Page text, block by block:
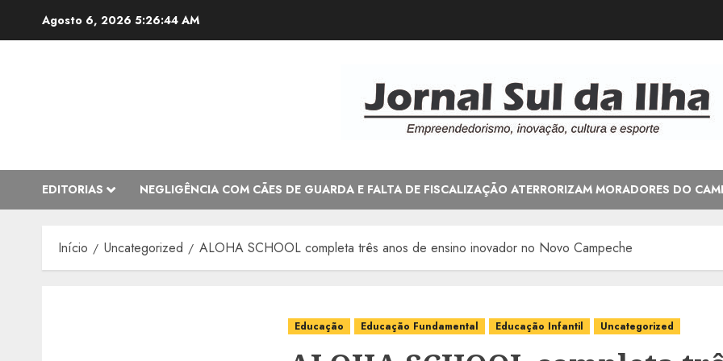
Agosto 6, 2026 5:26:46 AM
EDITORIAS NEGLIGÊNCIA COM CÃES DE GUARDA E FALTA DE FISCALIZAÇÃO ATERRORIZAM MORADORES DO
Início Uncategorized ALOHA SCHOOL completa três anos de ensino inovador no Novo Campeche
Educação Educação Fundamental Educação Infantil Uncategorized